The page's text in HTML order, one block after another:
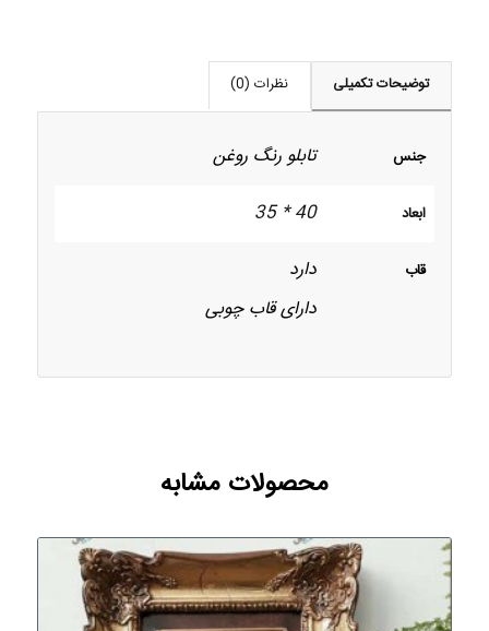
توضیحات تکمیلی نظرات (0)
جنس تابلو رنگ روغن
ابعاد 40 * 35
قاب
دارد
دارای قاب چوبی
محصولات مشابه